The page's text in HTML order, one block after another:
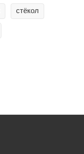
стёкол